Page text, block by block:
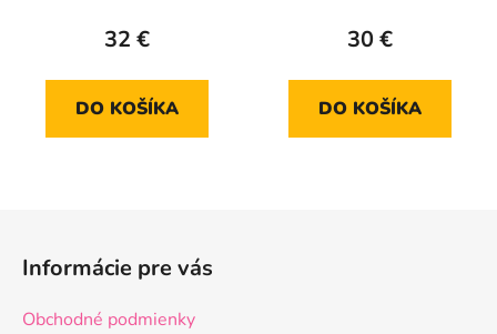
32 €
DO KOŠÍKA
30 €
DO KOŠÍKA
Informácie pre vás
Obchodné podmienky